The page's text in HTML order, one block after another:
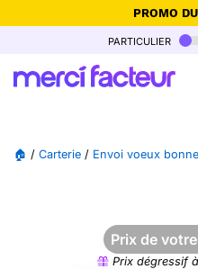
PROMO
-30% de réduction avec le
Ne
particulier
🏠 / Carterie / Envoi voeux
Prix de
Prix dégressif